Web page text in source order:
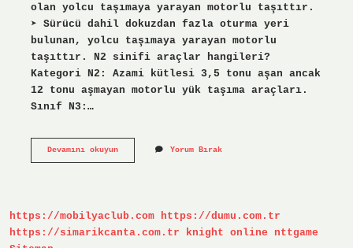
olan yolcu taşımaya yarayan motorlu taşıttır.
➤ Sürücü dahil dokuzdan fazla oturma yeri
bulunan, yolcu taşımaya yarayan motorlu
taşıttır. N2 sinifi araçlar hangileri?
Kategori N2: Azami kütlesi 3,5 tonu aşan ancak
12 tonu aşmayan motorlu yük taşıma araçları.
Sınıf N3:…
Devamını okuyun35
Aşmayan
Araçlara
Yorum Bırak
https://mobilyaclub.com https://dumu.com.tr
https://simarikcanta.com.tr
knight online
nttgame